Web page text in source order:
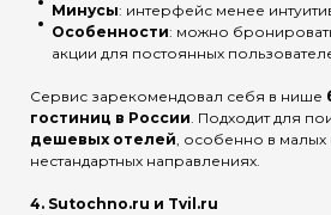
Минусы: интерфейс менее
Особенности: можно
акции для постоянных
Сервис зарекомендовал себя в нише
гостиниц в России. Подходит для
дешевых отелей, особенно в малых
нестандартных направлениях.
4. Sutochno.ru и Tvil.ru